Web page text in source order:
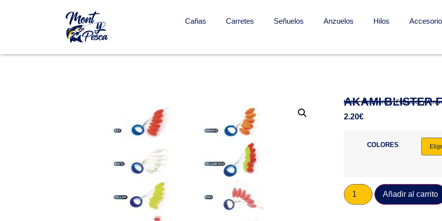
Cañas Carretes Señuelos Anzuelos Hilos
AKAMI BLISTER
Inicio/Accesorios/Flotantes y
2.20€
COLORES
Añadir al carrito